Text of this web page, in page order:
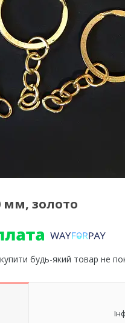
мм, золото
будь-який товар не